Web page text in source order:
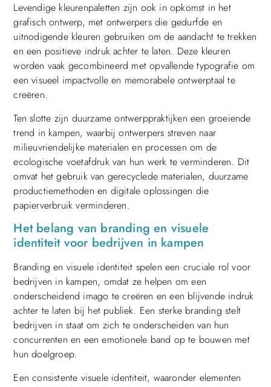
Levendige kleurenpaletten zijn ook in opkomst in het
grafisch ontwerp, met ontwerpers die gedurfde en
uitnodigende kleuren gebruiken om de aandacht te trekken
en een positieve indruk achter te laten. Deze kleuren
worden vaak gecombineerd met opvallende typografie om
een visueel impactvolle en memorabele ontwerptaal te
creëren.
Ten slotte zijn duurzame ontwerppraktijken een groeiende
trend in kampen, waarbij ontwerpers streven naar
milieuvriendelijke materialen en processen om de
ecologische voetafdruk van hun werk te verminderen. Dit
omvat het gebruik van gerecyclede materialen, duurzame
productiemethoden en digitale oplossingen die
papierverbruik verminderen.
Het belang van branding en visuele
identiteit voor bedrijven in kampen
Branding en visuele identiteit spelen een cruciale rol voor
bedrijven in kampen, omdat ze helpen om een
onderscheidend imago te creëren en een blijvende indruk
achter te laten bij het publiek. Een sterke branding stelt
bedrijven in staat om zich te onderscheiden van hun
concurrenten en een emotionele band op te bouwen met
hun doelgroep.
Een consistente visuele identiteit, waaronder elementen